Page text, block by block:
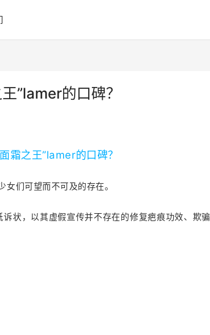
”lamer的口碑？
女们可望而不可及的存在。
诉状，以其虚假宣传并不存在的修复疤痕功效、欺骗